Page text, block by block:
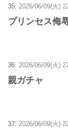
35: 2026/06/09(火)
プリンセス侮
36: 2026/06/09(火)
親ガチャ
37: 2026/06/09(火)